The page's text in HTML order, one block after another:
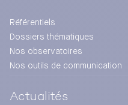
Référentiels
Dossiers thématiques
Nos observatoires
Nos outils de communication
Actualités